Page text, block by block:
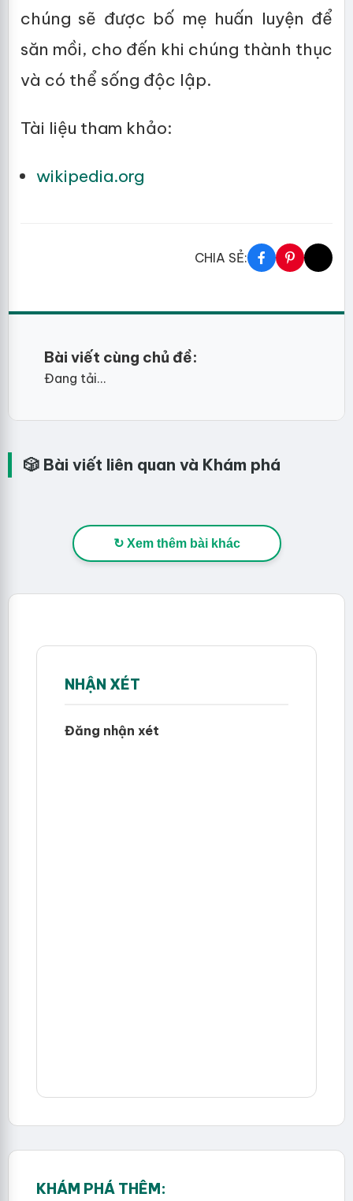
chúng sẽ được bố mẹ huấn luyện để
săn mồi, cho đến khi chúng thành thục
và có thể sống độc lập.
Tài liệu tham khảo:
wikipedia.org
CHIA SẺ:
Bài viết cùng chủ đề:
Đang tải...
🎲 Bài viết liên quan và Khám phá
↻ Xem thêm bài khác
NHẬN XÉT
Đăng nhận xét
KHÁM PHÁ THÊM: